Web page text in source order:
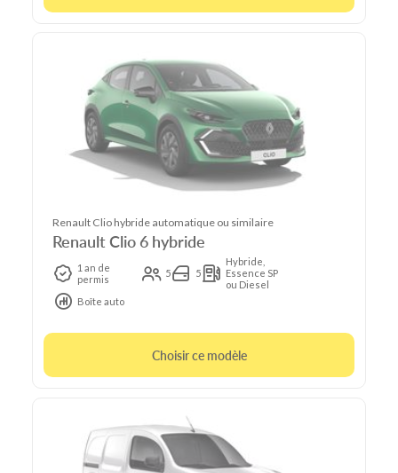
Renault Clio hybride automatique ou similaire
Renault Clio 6 hybride
1 an de
permis
5 5
Hybride,
Essence SP
ou Diesel
Boîte auto
Choisir ce modèle